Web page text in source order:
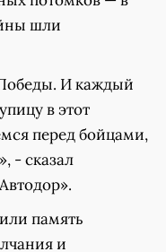
шли
И каждый
в этот
перед бойцами,
- сказал
память
и